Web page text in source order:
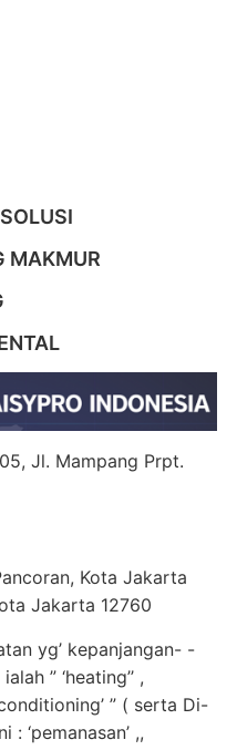
MAKMUR
Jl. Mampang Prpt.
Kota Jakarta
Jakarta 12760
yg’ kepanjangan- -
” ‘heating’’ ,
” ( serta Di-
‘pemanasan’ ,,